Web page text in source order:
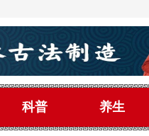
科普 养生